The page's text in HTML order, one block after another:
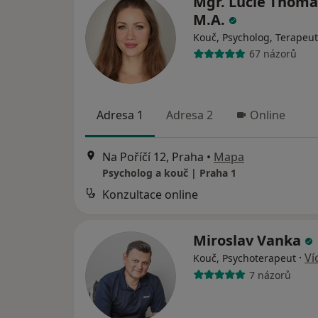
M.A.
Kouč, Psycholog, Terapeut
67 názorů
Adresa 1 Adresa 2 Online
Na Poříčí 12, Praha • Mapa
Psycholog a kouč | Praha 1
Konzultace online
Miroslav Vanka
Kouč, Psychoterapeut ·
7 názorů